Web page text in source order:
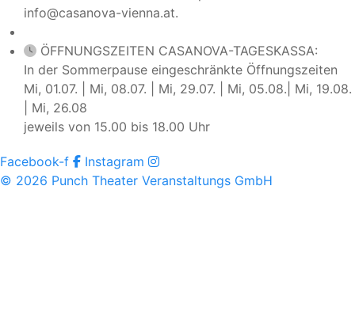
info@casanova-vienna.at.
ÖFFNUNGSZEITEN CASANOVA-TAGESKASSA:
In der Sommerpause eingeschränkte Öffnungszeiten
Mi, 01.07. | Mi, 08.07. | Mi, 29.07. | Mi, 05.08.| Mi, 19.08.
| Mi, 26.08
jeweils von 15.00 bis 18.00 Uhr
Facebook-f
Instagram
© 2026 Punch Theater Veranstaltungs GmbH